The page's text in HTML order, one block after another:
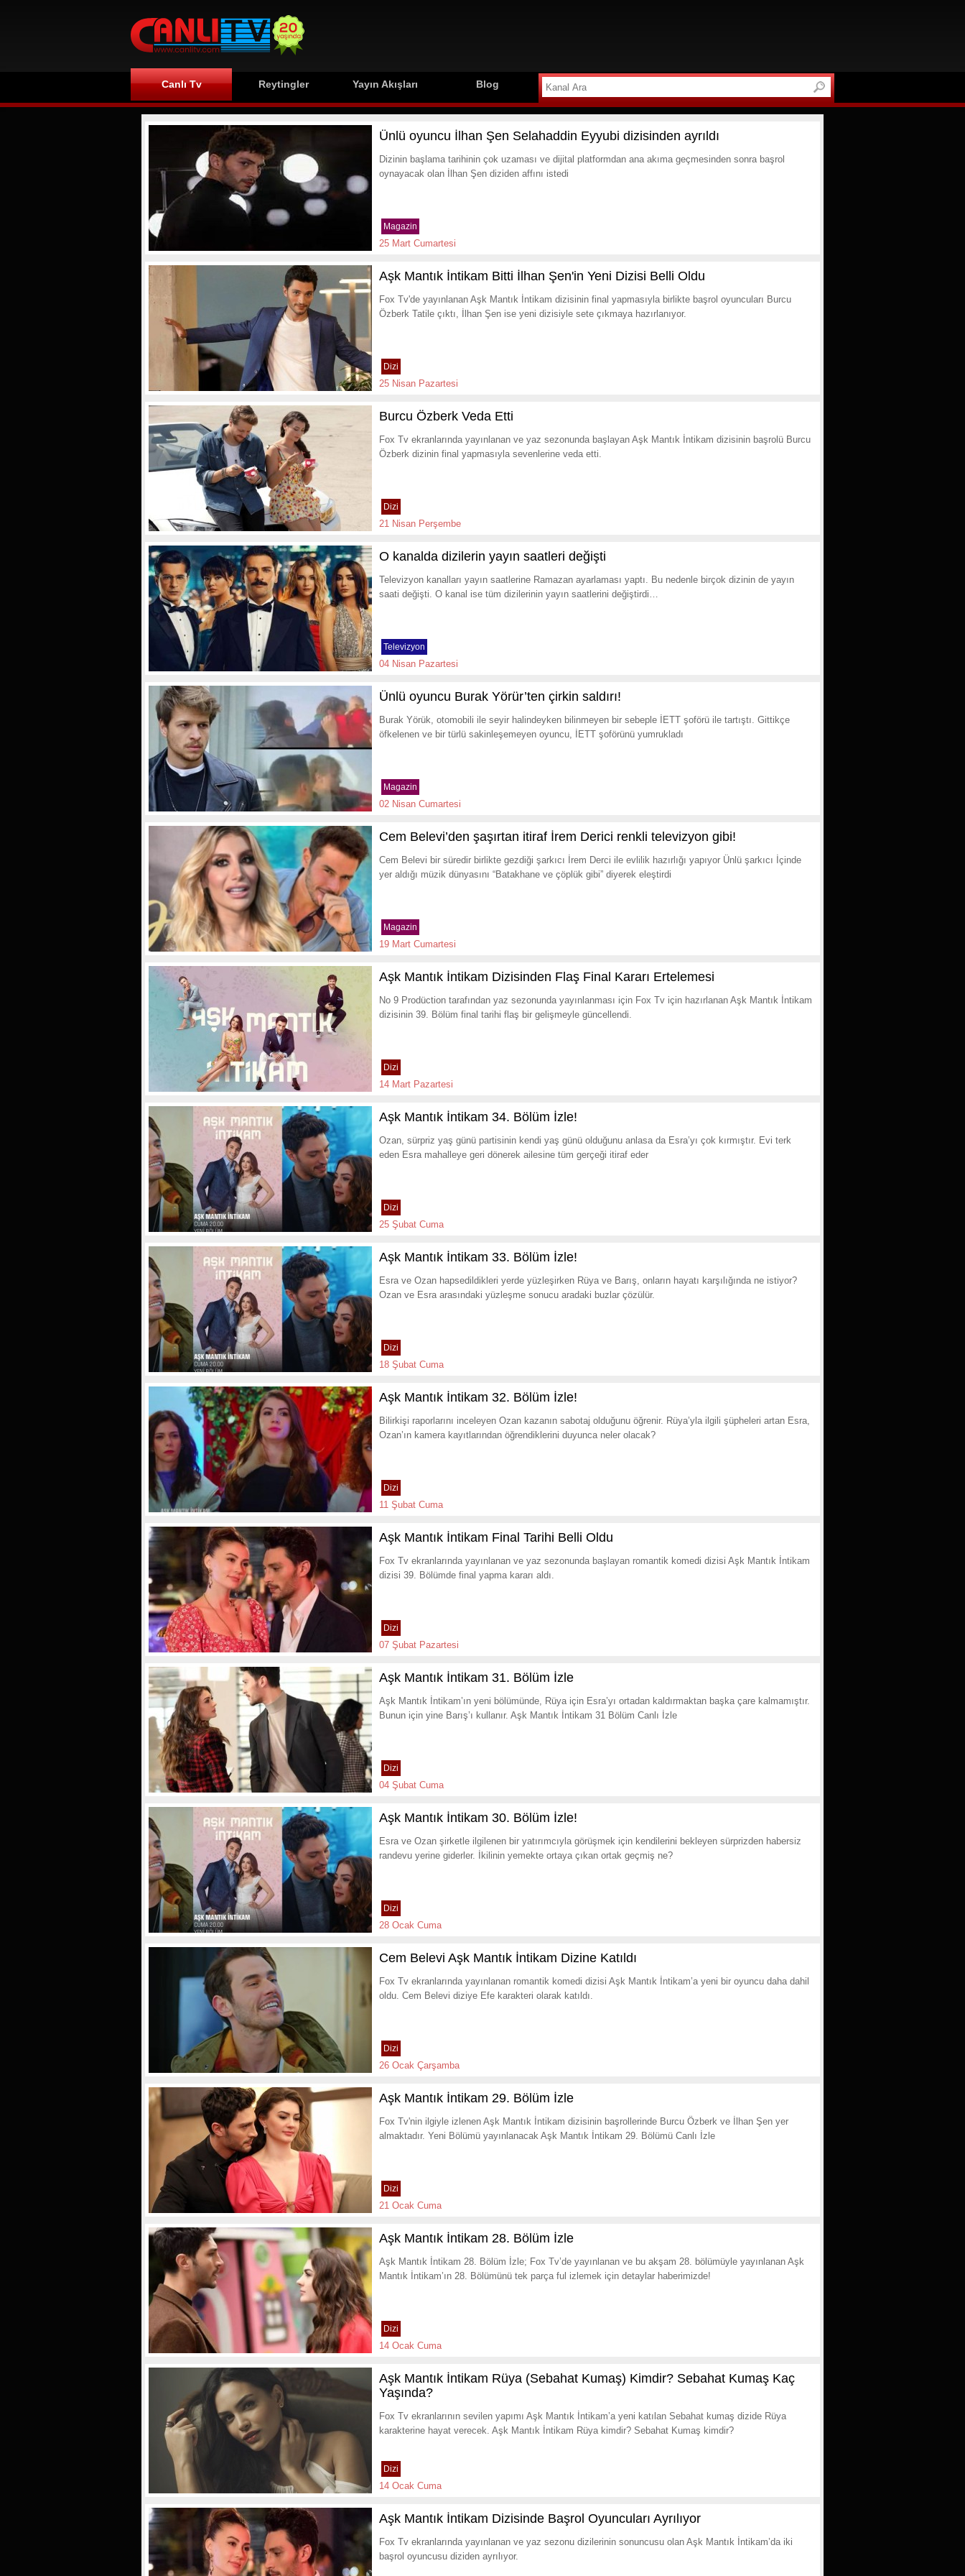
Canlı Tv Reytingler Yayın Akışları Blog
Ünlü oyuncu İlhan Şen Selahaddin Eyyubi dizisinden ayrıldı
Dizinin başlama tarihinin çok uzaması ve dijital platformdan ana akıma geçmesinden sonra başrol
oynayacak olan İlhan Şen diziden affını istedi
Magazin
25 Mart Cumartesi
Aşk Mantık İntikam Bitti İlhan Şen'in Yeni Dizisi Belli Oldu
Fox Tv'de yayınlanan Aşk Mantık İntikam dizisinin final yapmasıyla birlikte başrol oyuncuları Burcu
Özberk Tatile çıktı, İlhan Şen ise yeni dizisiyle sete çıkmaya hazırlanıyor.
Dizi
25 Nisan Pazartesi
Burcu Özberk Veda Etti
Fox Tv ekranlarında yayınlanan ve yaz sezonunda başlayan Aşk Mantık İntikam dizisinin başrolü Burcu
Özberk dizinin final yapmasıyla sevenlerine veda etti.
Dizi
21 Nisan Perşembe
O kanalda dizilerin yayın saatleri değişti
Televizyon kanalları yayın saatlerine Ramazan ayarlaması yaptı. Bu nedenle birçok dizinin de yayın
saati değişti. O kanal ise tüm dizilerinin yayın saatlerini değiştirdi…
Televizyon
04 Nisan Pazartesi
Ünlü oyuncu Burak Yörür’ten çirkin saldırı!
Burak Yörük, otomobili ile seyir halindeyken bilinmeyen bir sebeple İETT şoförü ile tartıştı. Gittikçe
öfkelenen ve bir türlü sakinleşemeyen oyuncu, İETT şoförünü yumrukladı
Magazin
02 Nisan Cumartesi
Cem Belevi’den şaşırtan itiraf İrem Derici renkli televizyon gibi!
Cem Belevi bir süredir birlikte gezdiği şarkıcı İrem Derci ile evlilik hazırlığı yapıyor Ünlü şarkıcı İçinde
yer aldığı müzik dünyasını “Batakhane ve çöplük gibi” diyerek eleştirdi
Magazin
19 Mart Cumartesi
Aşk Mantık İntikam Dizisinden Flaş Final Kararı Ertelemesi
No 9 Prodüction tarafından yaz sezonunda yayınlanması için Fox Tv için hazırlanan Aşk Mantık İntikam
dizisinin 39. Bölüm final tarihi flaş bir gelişmeyle güncellendi.
Dizi
14 Mart Pazartesi
Aşk Mantık İntikam 34. Bölüm İzle!
Ozan, sürpriz yaş günü partisinin kendi yaş günü olduğunu anlasa da Esra’yı çok kırmıştır. Evi terk
eden Esra mahalleye geri dönerek ailesine tüm gerçeği itiraf eder
Dizi
25 Şubat Cuma
Aşk Mantık İntikam 33. Bölüm İzle!
Esra ve Ozan hapsedildikleri yerde yüzleşirken Rüya ve Barış, onların hayatı karşılığında ne istiyor?
Ozan ve Esra arasındaki yüzleşme sonucu aradaki buzlar çözülür.
Dizi
18 Şubat Cuma
Aşk Mantık İntikam 32. Bölüm İzle!
Bilirkişi raporlarını inceleyen Ozan kazanın sabotaj olduğunu öğrenir. Rüya’yla ilgili şüpheleri artan Esra,
Ozan’ın kamera kayıtlarından öğrendiklerini duyunca neler olacak?
Dizi
11 Şubat Cuma
Aşk Mantık İntikam Final Tarihi Belli Oldu
Fox Tv ekranlarında yayınlanan ve yaz sezonunda başlayan romantik komedi dizisi Aşk Mantık İntikam
dizisi 39. Bölümde final yapma kararı aldı.
Dizi
07 Şubat Pazartesi
Aşk Mantık İntikam 31. Bölüm İzle
Aşk Mantık İntikam’ın yeni bölümünde, Rüya için Esra’yı ortadan kaldırmaktan başka çare kalmamıştır.
Bunun için yine Barış’ı kullanır. Aşk Mantık İntikam 31 Bölüm Canlı İzle
Dizi
04 Şubat Cuma
Aşk Mantık İntikam 30. Bölüm İzle!
Esra ve Ozan şirketle ilgilenen bir yatırımcıyla görüşmek için kendilerini bekleyen sürprizden habersiz
randevu yerine giderler. İkilinin yemekte ortaya çıkan ortak geçmiş ne?
Dizi
28 Ocak Cuma
Cem Belevi Aşk Mantık İntikam Dizine Katıldı
Fox Tv ekranlarında yayınlanan romantik komedi dizisi Aşk Mantık İntikam’a yeni bir oyuncu daha dahil
oldu. Cem Belevi diziye Efe karakteri olarak katıldı.
Dizi
26 Ocak Çarşamba
Aşk Mantık İntikam 29. Bölüm İzle
Fox Tv'nin ilgiyle izlenen Aşk Mantık İntikam dizisinin başrollerinde Burcu Özberk ve İlhan Şen yer
almaktadır. Yeni Bölümü yayınlanacak Aşk Mantık İntikam 29. Bölümü Canlı İzle
Dizi
21 Ocak Cuma
Aşk Mantık İntikam 28. Bölüm İzle
Aşk Mantık İntikam 28. Bölüm İzle; Fox Tv’de yayınlanan ve bu akşam 28. bölümüyle yayınlanan Aşk
Mantık İntikam’ın 28. Bölümünü tek parça ful izlemek için detaylar haberimizde!
Dizi
14 Ocak Cuma
Aşk Mantık İntikam Rüya (Sebahat Kumaş) Kimdir? Sebahat Kumaş Kaç
Yaşında?
Fox Tv ekranlarının sevilen yapımı Aşk Mantık İntikam’a yeni katılan Sebahat kumaş dizide Rüya
karakterine hayat verecek. Aşk Mantık İntikam Rüya kimdir? Sebahat Kumaş kimdir?
Dizi
14 Ocak Cuma
Aşk Mantık İntikam Dizisinde Başrol Oyuncuları Ayrılıyor
Fox Tv ekranlarında yayınlanan ve yaz sezonu dizilerinin sonuncusu olan Aşk Mantık İntikam’da iki
başrol oyuncusu diziden ayrılıyor.